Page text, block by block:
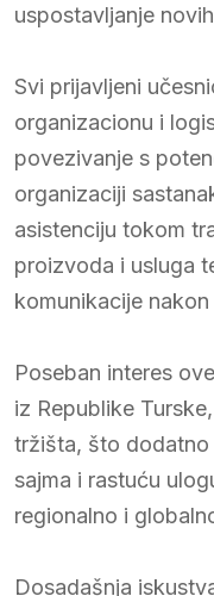
uspostavljanje
Svi prijavljeni
organizacionu i
povezivanje s
organizaciji
asistenciju tokom
proizvoda i usluga
komunikacije
Poseban interes
iz Republike
tržišta, što dodatno
sajma i rastuću
regionalno i
Dosadašnja